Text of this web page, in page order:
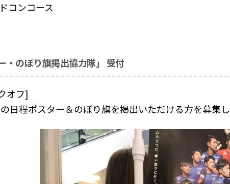
コンコース
・のぼり旗掲出協力隊」 受付
オフ]
日程ポスター＆のぼり旗を掲出いただける方を募集し